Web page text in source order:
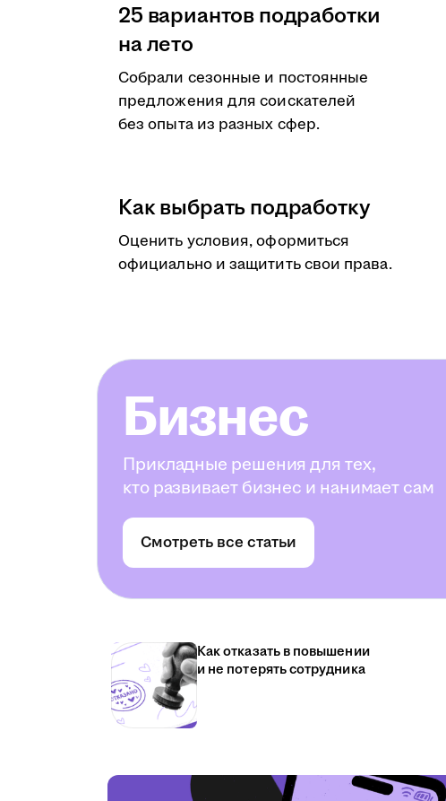
25 вариантов подработки
на лето
Собрали сезонные и постоянные
предложения для соискателей
без опыта из разных сфер.
Как выбрать подработку
Оценить условия, оформиться
официально и защитить свои права.
Бизнес
Прикладные решения для тех,
кто развивает бизнес и нанимает сам
Смотреть все статьи
Как отказать в повышении
и не потерять сотрудника